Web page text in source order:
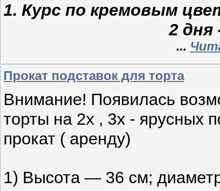
1. Курс по кремовым
2 дня
...
Прокат подставок для торта
Внимание! Появилась
торты на 2х , 3х - ярусных
прокат ( аренду)
1) Высота — 36 см;